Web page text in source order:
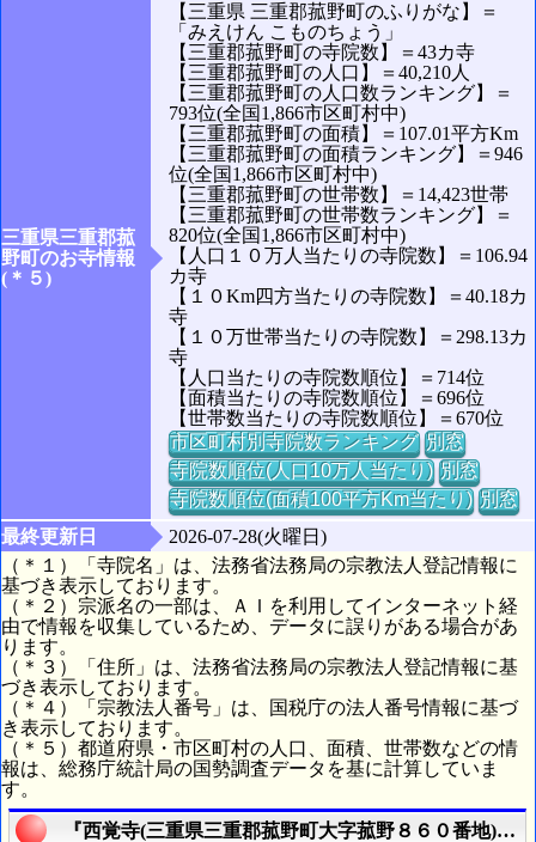
三重県三重郡菰
野町のお寺情報
(＊５)
【三重県 三重郡菰野町のふりがな】＝
「みえけん こものちょう」
【三重郡菰野町の寺院数】＝43カ寺
【三重郡菰野町の人口】＝40,210人
【三重郡菰野町の人口数ランキング】＝
793位(全国1,866市区町村中)
【三重郡菰野町の面積】＝107.01平方Km
【三重郡菰野町の面積ランキング】＝946
位(全国1,866市区町村中)
【三重郡菰野町の世帯数】＝14,423世帯
【三重郡菰野町の世帯数ランキング】＝
820位(全国1,866市区町村中)
【人口１０万人当たりの寺院数】＝106.94
カ寺
【１０Km四方当たりの寺院数】＝40.18カ
寺
【１０万世帯当たりの寺院数】＝298.13カ
寺
【人口当たりの寺院数順位】＝714位
【面積当たりの寺院数順位】＝696位
【世帯数当たりの寺院数順位】＝670位
市区町村別寺院数ランキング 別窓
寺院数順位(人口10万人当たり) 別窓
寺院数順位(面積100平方Km当たり) 別窓
最終更新日
2026-07-28(火曜日)
（＊１）「寺院名」は、法務省法務局の宗教法人登記情報に
基づき表示しております。
（＊２）宗派名の一部は、ＡＩを利用してインターネット経
由で情報を収集しているため、データに誤りがある場合があ
ります。
（＊３）「住所」は、法務省法務局の宗教法人登記情報に基
づき表示しております。
（＊４）「宗教法人番号」は、国税庁の法人番号情報に基づ
き表示しております。
（＊５）都道府県・市区町村の人口、面積、世帯数などの情
報は、総務庁統計局の国勢調査データを基に計算していま
す。
『西覚寺(三重県三重郡菰野町大字菰野８６０番地)』